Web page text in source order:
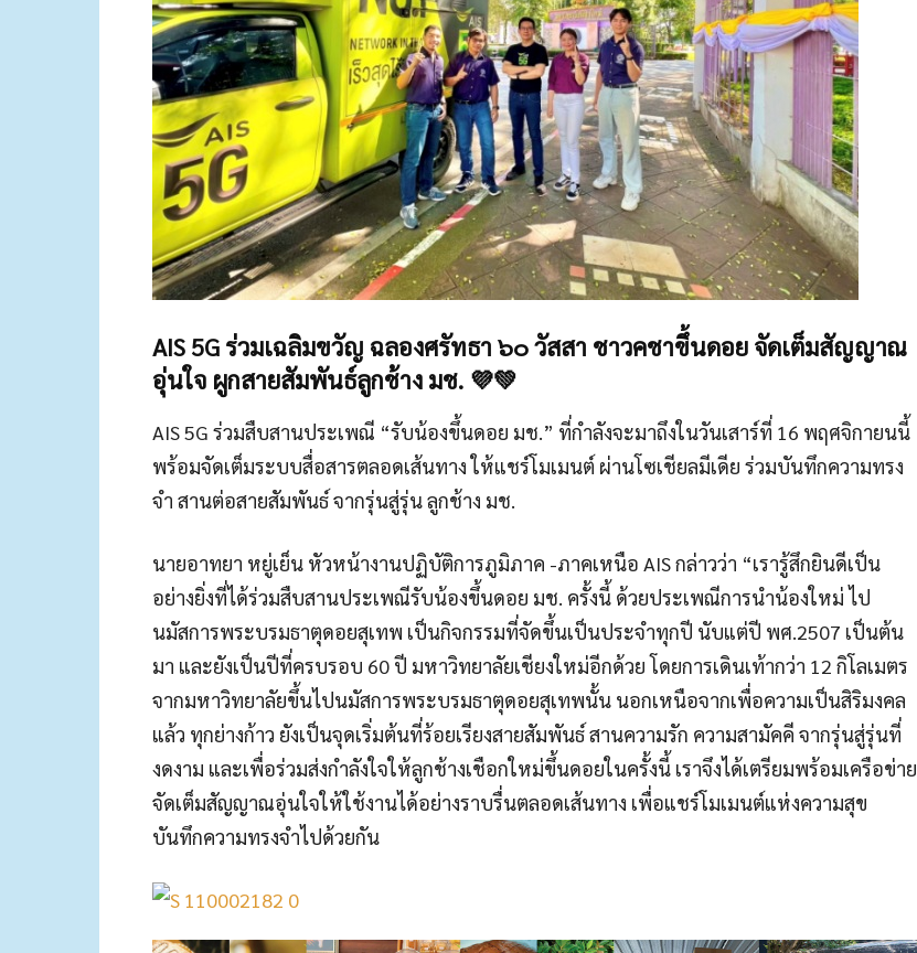
AIS 5G ร่วมเฉลิมขวัญ ฉลองศรัทธา ๖๐ วัสสา ชาวคชาขึ้นดอย จัดเต็มสัญญาณ
อุ่นใจ ผูกสายสัมพันธ์ลูกช้าง มช. 💜💚
AIS 5G ร่วมสืบสานประเพณี “รับน้องขึ้นดอย มช.” ที่กำลังจะมาถึงในวันเสาร์ที่ 16 พฤศจิกายนนี้
พร้อมจัดเต็มระบบสื่อสารตลอดเส้นทาง ให้แชร์โมเมนต์ ผ่านโซเชียลมีเดีย ร่วมบันทึกความทรง
จำ สานต่อสายสัมพันธ์ จากรุ่นสู่รุ่น ลูกช้าง มช.
นายอาทยา หยู่เย็น หัวหน้างานปฏิบัติการภูมิภาค -ภาคเหนือ AIS กล่าวว่า “เรารู้สึกยินดีเป็น
อย่างยิ่งที่ได้ร่วมสืบสานประเพณีรับน้องขึ้นดอย มช. ครั้งนี้ ด้วยประเพณีการนำน้องใหม่ ไป
นมัสการพระบรมธาตุดอยสุเทพ เป็นกิจกรรมที่จัดขึ้นเป็นประจำทุกปี นับแต่ปี พศ.2507 เป็นต้น
มา และยังเป็นปีที่ครบรอบ 60 ปี มหาวิทยาลัยเชียงใหม่อีกด้วย โดยการเดินเท้ากว่า 12 กิโลเมตร
จากมหาวิทยาลัยขึ้นไปนมัสการพระบรมธาตุดอยสุเทพนั้น นอกเหนือจากเพื่อความเป็นสิริมงคล
แล้ว ทุกย่างก้าว ยังเป็นจุดเริ่มต้นที่ร้อยเรียงสายสัมพันธ์ สานความรัก ความสามัคคี จากรุ่นสู่รุ่นที่
งดงาม และเพื่อร่วมส่งกำลังใจให้ลูกช้างเชือกใหม่ขึ้นดอยในครั้งนี้ เราจึงได้เตรียมพร้อมเครือข่าย
จัดเต็มสัญญาณอุ่นใจให้ใช้งานได้อย่างราบรื่นตลอดเส้นทาง เพื่อแชร์โมเมนต์แห่งความสุข
บันทึกความทรงจำไปด้วยกัน